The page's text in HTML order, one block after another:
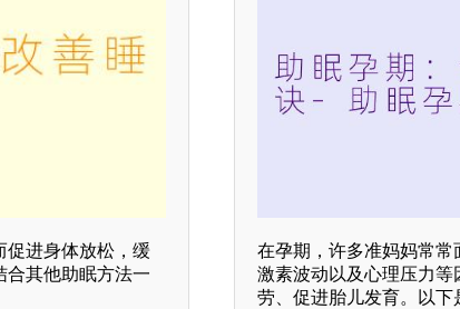
促进身体放松，缓
合其他助眠方法一
在孕期，许多准妈妈常常
激素波动以及心理压力
劳、促进胎儿发育。以下